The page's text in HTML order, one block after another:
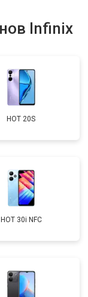
Infinix
HOT 20S
HOT 30i NFC